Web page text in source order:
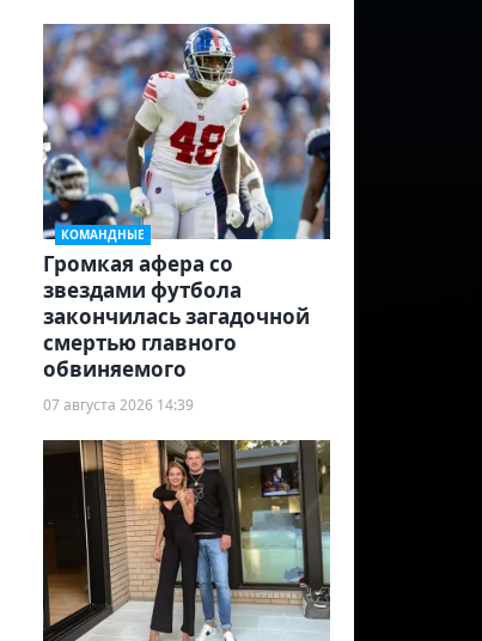
КОМАНДНЫЕ
Громкая афера со
звездами футбола
закончилась загадочной
смертью главного
обвиняемого
07 августа 2026 14:39